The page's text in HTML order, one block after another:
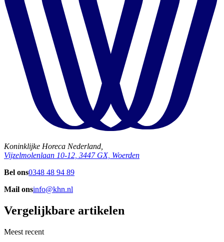
Koninklijke Horeca Nederland,
Vijzelmolenlaan 10-12, 3447 GX, Woerden
Bel ons0348 48 94 89
Mail onsinfo@khn.nl
Vergelijkbare artikelen
Meest recent